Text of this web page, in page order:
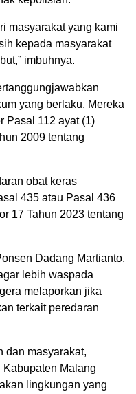
masyarakat yang kami
kepada masyarakat
imbuhnya.
yang berlaku. Mereka
Pasal 112 ayat (1)
2009 tentang
obat keras
435 atau Pasal 436
17 Tahun 2023 tentang
Dadang Martianto,
lebih waspada
melaporkan jika
terkait peredaran
dan masyarakat,
Malang
lingkungan yang